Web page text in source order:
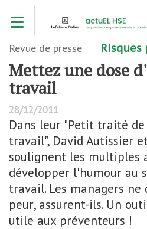
contenu
Revue de presse Risques
Mettez une dose
travail
28/12/2011
Dans leur "Petit traité
travail", David Autissier
soulignent les multiples
développer l'humour au
travail. Les managers
peur, assurent-ils. Un
utile aux préventeurs !